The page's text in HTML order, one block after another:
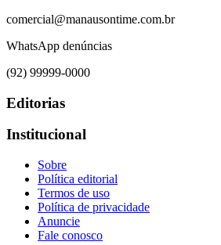
comercial@manausontime.com.br
WhatsApp denúncias
(92) 99999-0000
Editorias
Institucional
Sobre
Política editorial
Termos de uso
Política de privacidade
Anuncie
Fale conosco